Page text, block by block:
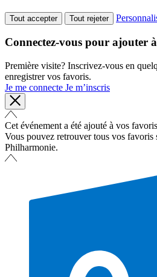
Tout accepter Tout rejeter
Connectez-vous pour ajouter
Première visite? Inscrivez-vous en
enregistrer vos favoris.
Je me connecte Je m’inscris
Cet événement a été ajouté à vos
Vous pouvez retrouver tous vos favoris
Philharmonie.